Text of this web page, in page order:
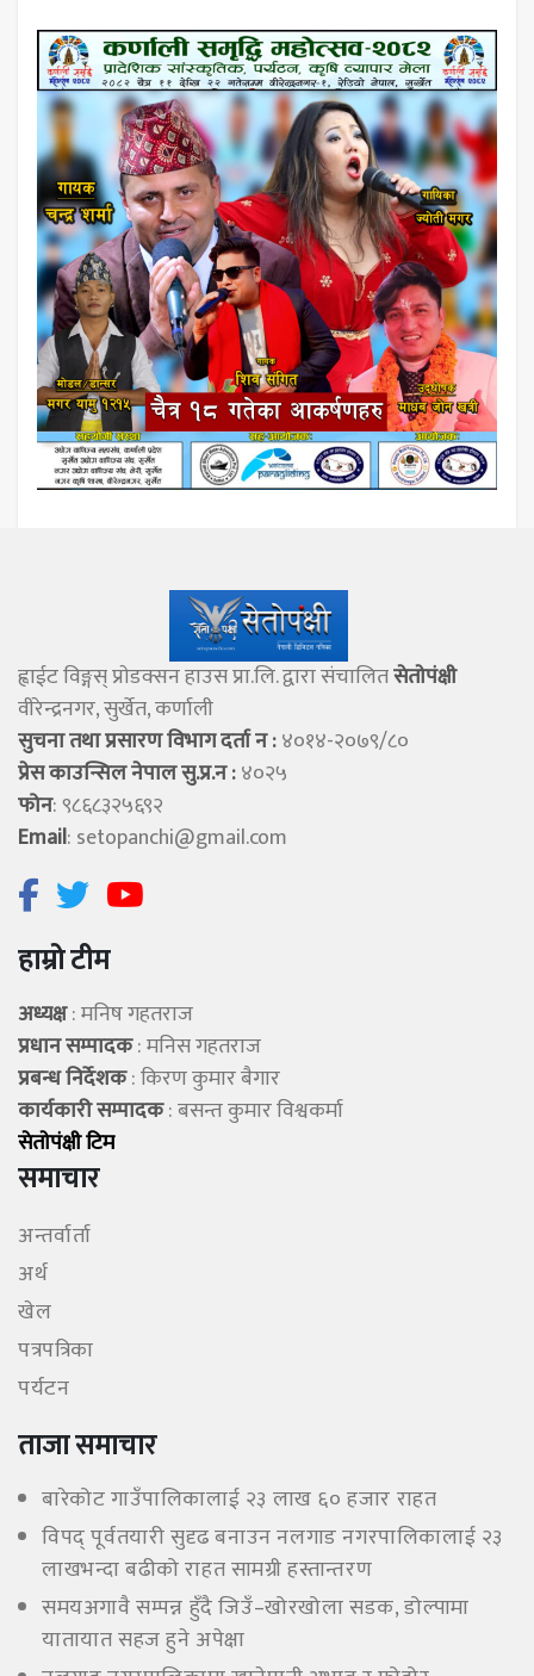
ह्वाईट विङ्गस् प्राेडक्सन हाउस प्रा.लि. द्वारा संचालितसेताेपंक्षी
वीरेन्द्रनगर, सुर्खेत, कर्णाली
सुचना तथा प्रसारण विभाग दर्ता न :४०१४-२०७९/८०
प्रेस काउन्सिल नेपाल सु.प्र.न :४०२५
फोन: ९८६८३२५६९२
Email: setopanchi@gmail.com
हाम्रो टीम
अध्यक्ष: मनिष गहतराज
प्रधान सम्पादक: मनिस गहतराज
प्रबन्ध निर्देशक: किरण कुमार बैगार
कार्यकारी सम्पादक: बसन्त कुमार विश्वकर्मा
सेताेपंक्षी टिम
समाचार
अन्तर्वार्ता
अर्थ
खेल
पत्रपत्रिका
पर्यटन
ताजा समाचार
बारेकोट गाउँपालिकालाई २३ लाख ६० हजार राहत
विपद् पूर्वतयारी सुदृढ बनाउन नलगाड नगरपालिकालाई २३
लाखभन्दा बढीको राहत सामग्री हस्तान्तरण
समयअगावै सम्पन्न हुँदै जिउँ–खोरखोला सडक, डोल्पामा
यातायात सहज हुने अपेक्षा